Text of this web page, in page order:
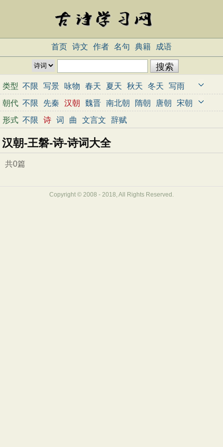
首页 诗文 作者 名句 典籍 成语
类型 不限 写景 咏物 春天 夏天 秋天 冬天
写雨
写雪
写风 写花 梅花 荷花 菊花 柳树
月亮
山水 写山 写水 长江 黄河 儿童 写鸟
写马
田园 边塞 地名 抒情 爱国 离别 送别 思乡
思念
爱情 励志 哲理 闺怨
母亲 友情 战争 读书 惜时 婉约 豪放 诗经
民谣
咏史怀古 宋词精选 小学古诗 初中古诗
朝代 不限 先秦 汉朝 魏晋 南北朝 隋朝 唐朝
宋朝
元朝
明朝 清朝 近代 当代
形式 不限 诗 词 曲 文言文 辞赋
汉朝-王磐-诗-诗词大全
共0篇
Copyright © 2008 - 2018, All Rights Reserved.